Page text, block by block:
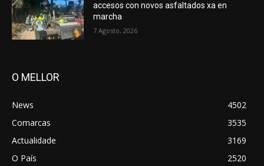
accesos con novos asfaltados xa en
marcha
7 Agosto, 2026
O MELLOR
News
4502
Comarcas
3535
Actualidade
3169
O País
2520